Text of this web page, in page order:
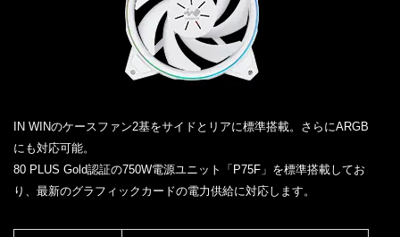
IN WINのケースファン2基をサイドとリアに標準搭載。さらにARGB
にも対応可能。
80 PLUS Gold認証の750W電源ユニット「P75F」を標準搭載してお
り、最新のグラフィックカードの電力供給に対応します。